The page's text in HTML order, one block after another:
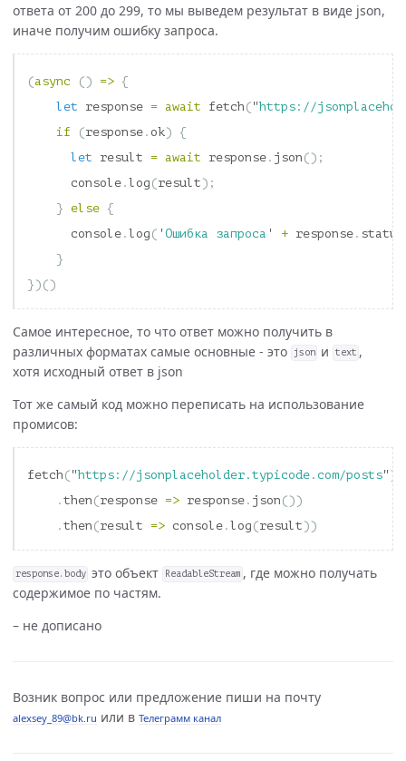
ответа от 200 до 299, то мы выведем результат в виде json,
иначе получим ошибку запроса.
(async () => {
let
response = await fetch ( "https://
if
(response . ok)
{
let
result = await response . json ();
console . log (result);
} else {
console . log ( ' Ошибка запроса ' + response . status
}
})()
Самое интересное, то что ответ можно получить в
различных форматах самые основные - это
json и text ,
хотя исходный ответ в json
Тот же самый код можно переписать на использование
промисов:
fetch ( "https://jsonplaceholder.typicode.com/posts" )
. then (response => response . json ())
. then (result => console . log (result))
response.body это объект ReadableStream , где можно получать
содержимое по частям.
– не дописано
Возник вопрос или предложение пиши на почту
alexsey_89@bk.ru или в Телеграмм канал